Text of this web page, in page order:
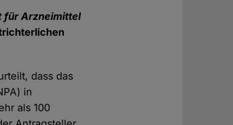
für Arzneimittel
dass das
in
als 100